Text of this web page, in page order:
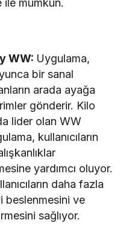
WW: Uygulama,
bir sanal
arada ayağa
gönderir. Kilo
lider olan WW
kullanıcıların
yardımcı oluyor.
daha fazla
beslenmesini ve
sağlıyor.